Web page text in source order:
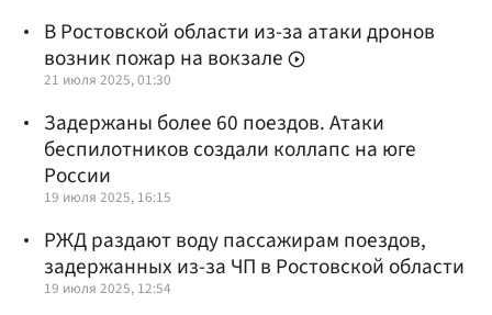
В Ростовской области из-за атаки дронов
возник пожар на вокзале
21 июля 2025, 01:30
Задержаны более 60 поездов. Атаки
беспилотников создали коллапс на юге
России
19 июля 2025, 16:15
РЖД раздают воду пассажирам поездов,
задержанных из-за ЧП в Ростовской области
19 июля 2025, 12:54